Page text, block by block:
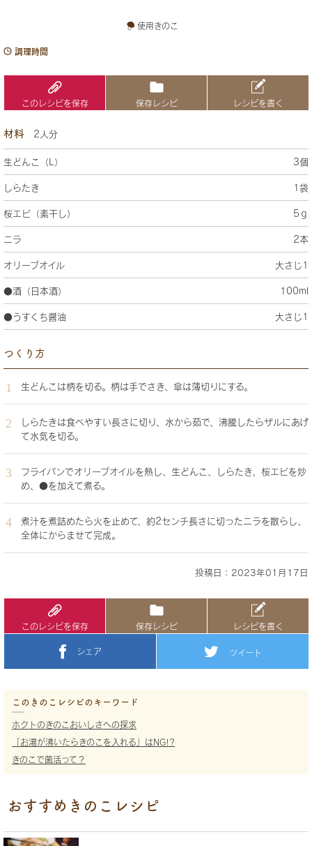
使用きのこ
調理時間
このレシピを保存 保存レシピ レシピを書く
材料 2人分
生どんこ（L） 3個
しらたき 1袋
桜エビ（素干し） 5ｇ
ニラ 2本
オリーブオイル 大さじ1
●酒（日本酒） 100ml
●うすくち醤油 大さじ1
つくり方
生どんこは柄を切る。柄は手でさき、傘は薄切りにする。
しらたきは食べやすい長さに切り、水から茹で、沸騰したらザルにあげ
て水気を切る。
フライパンでオリーブオイルを熱し、生どんこ、しらたき、桜エビを炒
め、●を加えて煮る。
煮汁を煮詰めたら火を止めて、約2センチ長さに切ったニラを散らし、
全体にからませて完成。
投稿日：2023年01月17日
このレシピを保存 保存レシピ レシピを書く
シェア ツイート
このきのこレシピのキーワード
ホクトのきのこおいしさへの探求
「お湯が沸いたらきのこを入れる」はNG!?
きのこで菌活って？
おすすめきのこレシピ